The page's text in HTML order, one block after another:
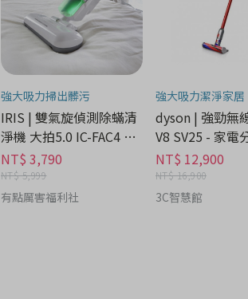
強大吸力掃出髒污
IRIS | 雙氣旋偵測除蟎清
淨機 大拍5.0 IC-FAC4 HE
PA13 - 家電分期
NT$ 3,790
NT$ 5,999
有點厲害福利社
強大吸力潔淨家居
dyson | 強勁無
V8 SV25 - 家電
NT$ 12,900
NT$ 16,900
3C智慧館